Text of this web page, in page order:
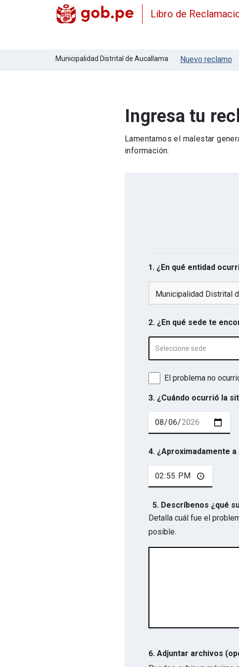
Libro de
Municipalidad Distrital de Aucallama Nuevo reclamo
Ingresa tu
Lamentamos el malestar
información:
1. ¿En qué entidad
Municipalidad Distrital
2. ¿En qué sede te
Seleccione sede
El problema no
3. ¿Cuándo ocurrió la
4. ¿Aproximadamente
5. Descríbenos ¿qué
Detalla cuál fue el
posible.
6. Adjuntar archivos